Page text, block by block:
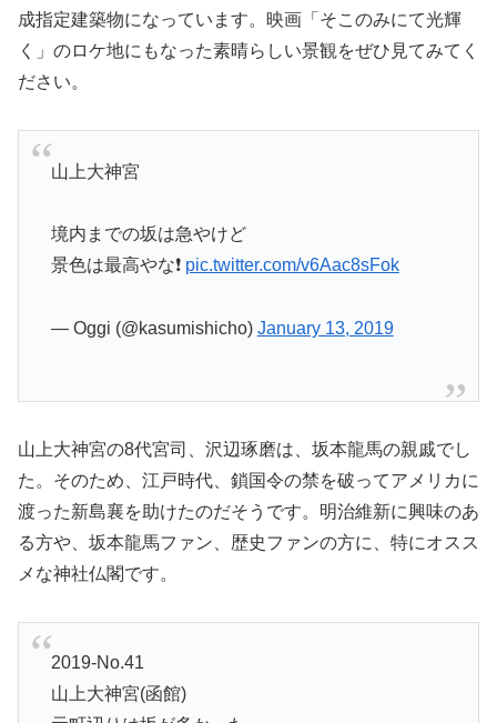
成指定建築物になっています。映画「そこのみにて光輝
く」のロケ地にもなった素晴らしい景観をぜひ見てみてく
ださい。
山上大神宮
境内までの坂は急やけど
景色は最高やな❗️ pic.twitter.com/v6Aac8sFok
— Oggi (@kasumishicho) January 13, 2019
山上大神宮の8代宮司、沢辺琢磨は、坂本龍馬の親戚でし
た。そのため、江戸時代、鎖国令の禁を破ってアメリカに
渡った新島襄を助けたのだそうです。明治維新に興味のあ
る方や、坂本龍馬ファン、歴史ファンの方に、特にオスス
メな神社仏閣です。
2019-No.41
山上大神宮(函館)